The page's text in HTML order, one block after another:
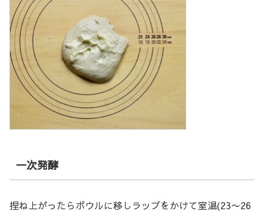
一次発酵
捏ね上がったらボウルに移しラップをかけて室温(23〜26